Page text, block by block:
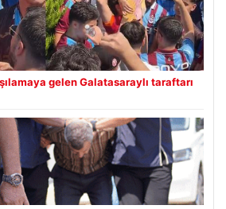
gelen Galatasaraylı taraftarı